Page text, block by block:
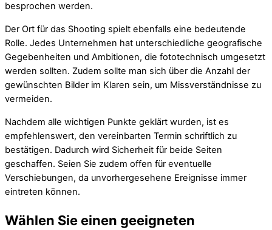
besprochen werden.
Der Ort für das Shooting spielt ebenfalls eine bedeutende
Rolle. Jedes Unternehmen hat unterschiedliche geografische
Gegebenheiten und Ambitionen, die fototechnisch umgesetzt
werden sollten. Zudem sollte man sich über die Anzahl der
gewünschten Bilder im Klaren sein, um Missverständnisse zu
vermeiden.
Nachdem alle wichtigen Punkte geklärt wurden, ist es
empfehlenswert, den vereinbarten Termin schriftlich zu
bestätigen. Dadurch wird Sicherheit für beide Seiten
geschaffen. Seien Sie zudem offen für eventuelle
Verschiebungen, da unvorhergesehene Ereignisse immer
eintreten können.
Wählen Sie einen geeigneten